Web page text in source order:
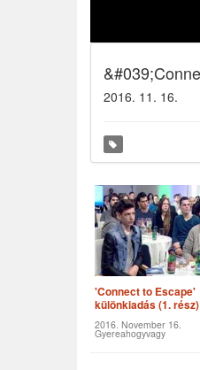
2016. 11. 16.
'Connect to Escape'
különkiadás (1. rész)
2016. November 16.
Gyereahogyvagy